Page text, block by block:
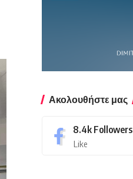
Ακολουθήστε μας
8.4k Followers
Like